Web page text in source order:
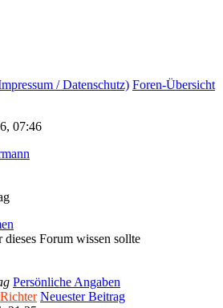
/ Datenschutz) Foren-Übersicht
07:46
Forum wissen sollte
Persönliche Angaben
Neuester Beitrag